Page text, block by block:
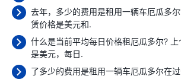
去年，多少的费用是租用一辆车厄瓜多
赁价格是美元和.
什么是当前平均每日价格租厄瓜多尔?
是美元，每日.
了多少的费用是租用一辆车厄瓜多尔在